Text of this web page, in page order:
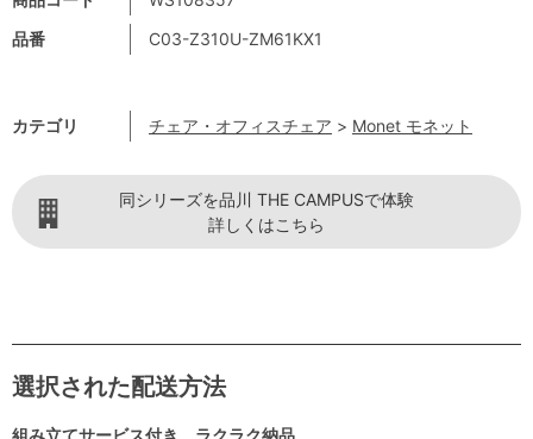
品番
C03-Z310U-ZM61KX1
カテゴリ チェア・オフィスチェア > Monet モネット
同シリーズを品川 THE CAMPUSで体験
詳しくはこちら
選択された配送方法